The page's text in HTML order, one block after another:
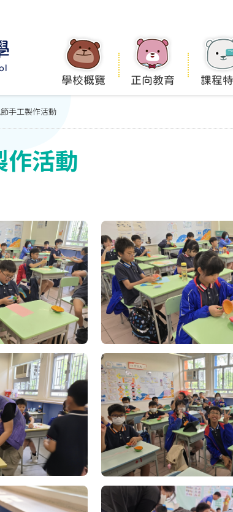
學校概覽 正向教育 課程
手工製作活動
作活動